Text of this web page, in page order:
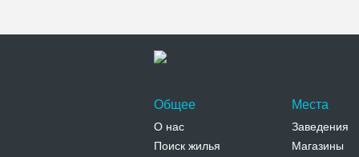
Общее
О нас
Поиск жилья
Места
Заведения
Магазины